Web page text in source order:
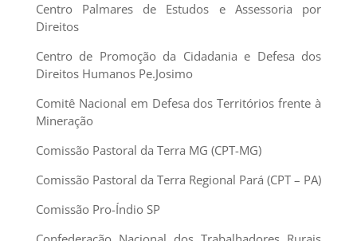
Centro Palmares de Estudos e Assessoria por
Direitos
Centro de Promoção da Cidadania e Defesa dos
Direitos Humanos Pe.Josimo
Comitê Nacional em Defesa dos Territórios frente à
Mineração
Comissão Pastoral da Terra MG (CPT-MG)
Comissão Pastoral da Terra Regional Pará (CPT – PA)
Comissão Pro-Índio SP